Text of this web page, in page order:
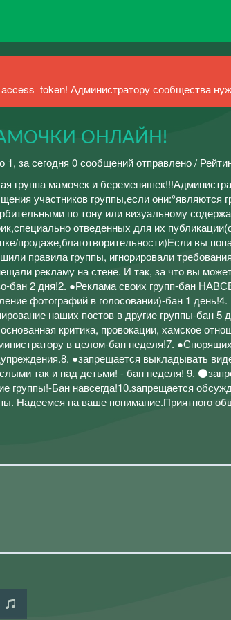
Администратору сообщества
ОНЛАЙН!
1, за сегодня 0 сообщений отправлено /
группа мамочек и
участников группы,если
по тону или визуальному
отведенных для их
продаже,благотворительности)Если вы
правила группы, игнорировали
рекламу на стене. И так, за что вы
бан 2 дня!2. ●Реклама своих групп-бан
фотографий в голосовании)-бан 1
наших постов в другие группы-бан
критика, провокации, хамское
в целом-бан неделя!7.
●запрещается выкладывать
так и над детьми! - бан неделя! 9.
группы!-Бан навсегда!10.запрещается
Надеемся на ваше понимание.Приятного